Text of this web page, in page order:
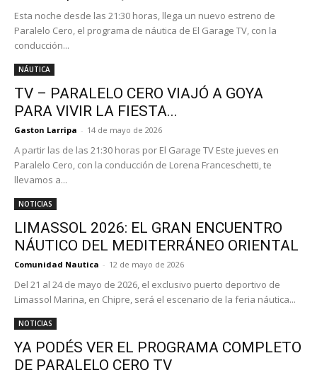
Esta noche desde las 21:30 horas, llega un nuevo estreno de
Paralelo Cero, el programa de náutica de El Garage TV, con la
conducción...
NÁUTICA
TV – PARALELO CERO VIAJÓ A GOYA
PARA VIVIR LA FIESTA...
Gaston Larripa - 14 de mayo de 2026
A partir las de las 21:30 horas por El Garage TV Este jueves en
Paralelo Cero, con la conducción de Lorena Franceschetti, te
llevamos a...
NOTICIAS
LIMASSOL 2026: EL GRAN ENCUENTRO
NÁUTICO DEL MEDITERRÁNEO ORIENTAL
Comunidad Nautica - 12 de mayo de 2026
Del 21 al 24 de mayo de 2026, el exclusivo puerto deportivo de
Limassol Marina, en Chipre, será el escenario de la feria náutica...
NOTICIAS
YA PODÉS VER EL PROGRAMA COMPLETO
DE PARALELO CERO TV